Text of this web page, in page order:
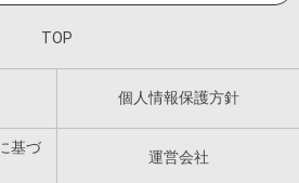
TOP
個人情報保護方針
基づ
運営会社